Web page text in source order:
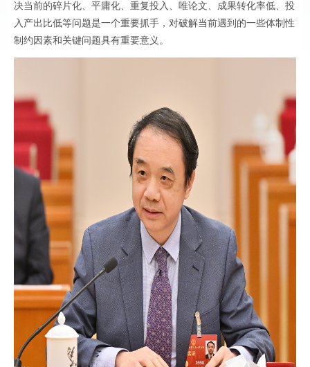
决当前的碎片化、平庸化、重复投入、唯论文、成果转化率低、投
入产出比低等问题是一个重要抓手，对破解当前遇到的一些体制性
制约因素和关键问题具有重要意义。